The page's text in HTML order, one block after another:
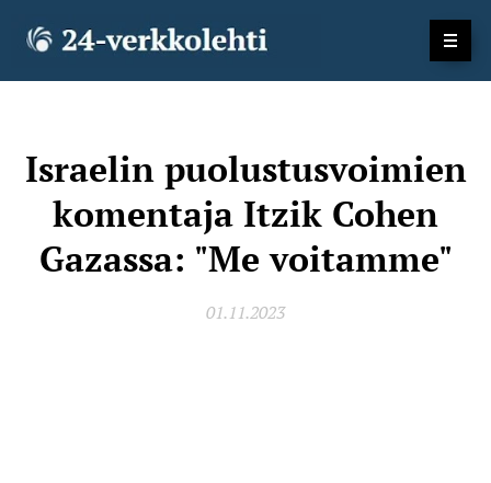
Israelin puolustusvoimien
komentaja Itzik Cohen
Gazassa: "Me voitamme"
01.11.2023